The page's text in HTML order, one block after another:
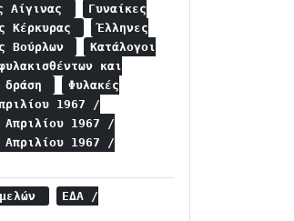
Αίγινας
Γυναίκες
Κέρκυρας
Έλληνες
Βούρλων
Κατάλογοι
και
δράση
Φυλακές
1967 /
Απριλίου 1967 /
Απριλίου 1967 /
ΕΔΑ /